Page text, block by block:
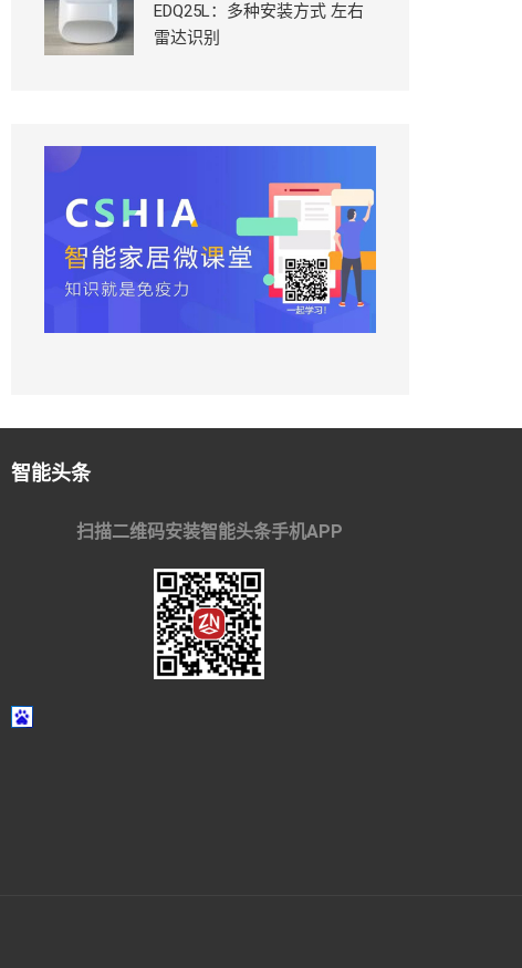
EDQ25L：多种安装方式 左右
雷达识别
智能头条
扫描二维码安装智能头条手机APP